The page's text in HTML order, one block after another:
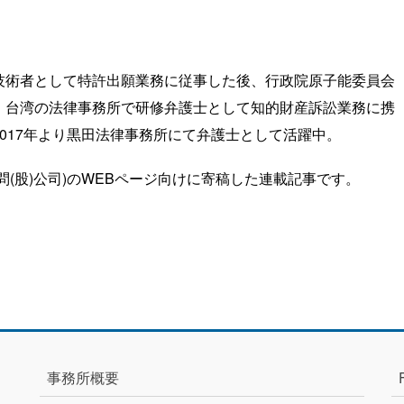
者として特許出願業務に従事した後、行政院原子能委員会
湾の法律事務所で研修弁護士として知的財産訴訟業務に携
年より黒田法律事務所にて弁護士として活躍中。
)公司)のWEBページ向けに寄稿した連載記事です。
事務所概要